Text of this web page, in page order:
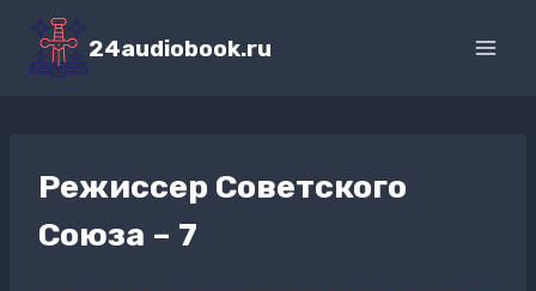
Перейти
содержимому
24audiobook.ru
Режиссер Советского
Союза – 7